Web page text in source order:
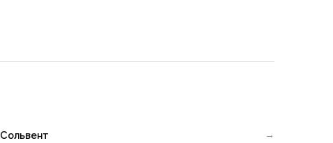
Сольвент →